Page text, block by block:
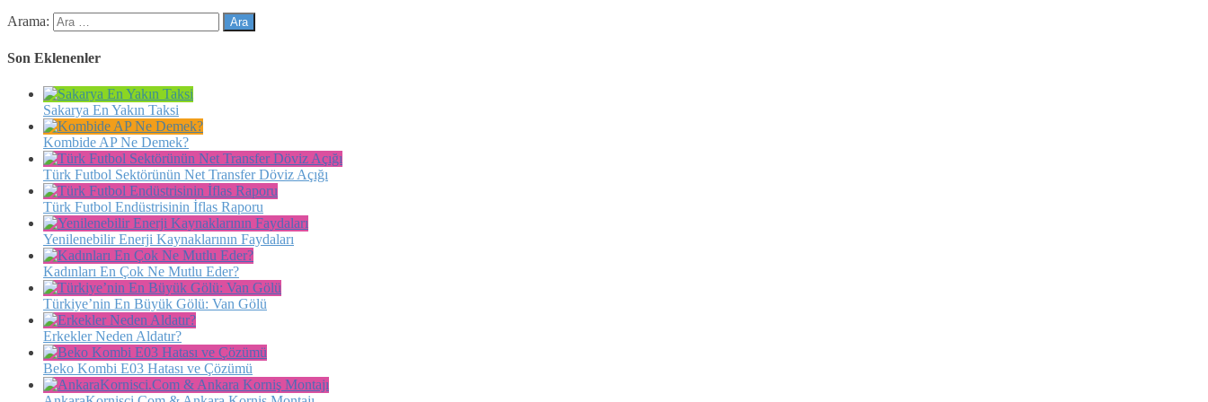
Arama:
Son Eklenenler
Sakarya En Yakın Taksi
Kombide AP Ne Demek?
Türk Futbol Sektörünün Net Transfer Döviz Açığı
Türk Futbol Endüstrisinin İflas Raporu
Yenilenebilir Enerji Kaynaklarının Faydaları
Kadınları En Çok Ne Mutlu Eder?
Türkiye’nin En Büyük Gölü: Van Gölü
Erkekler Neden Aldatır?
Beko Kombi E03 Hatası ve Çözümü